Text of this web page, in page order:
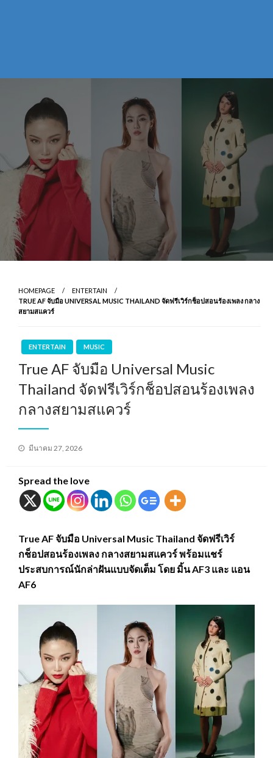
HOMEPAGE
ENTERTAIN
TRUE AF จับมือ UNIVERSAL MUSIC THAILAND จัดฟรีเวิร์กช็อปสอนร้องเพลง กลาง
สยามสแควร์
ENTERTAIN MUSIC
True AF จับมือ Universal Music
Thailand จัดฟรีเวิร์กช็อปสอนร้องเพลง
กลางสยามสแควร์
Posted
มีนาคม 27, 2026
Spread the love
True AF จับมือ Universal Music Thailand จัดฟรีเวิร์
กช็อปสอนร้องเพลง กลางสยามสแควร์ พร้อมแชร์
ประสบการณ์นักล่าฝันแบบจัดเต็ม โดย มิ้น AF3 และ แอน
AF6